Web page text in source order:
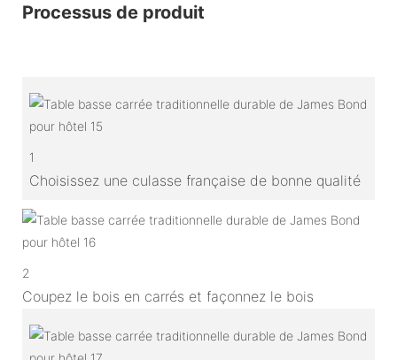
Processus de produit
1
Choisissez une culasse française de bonne qualité
2
Coupez le bois en carrés et façonnez le bois